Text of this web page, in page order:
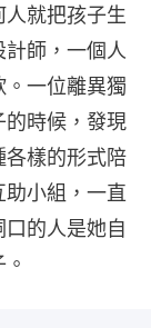
就把孩子生
師，一個人
一位離異獨
的時候，發現
各樣的形式陪
小組，一直
的人是她自